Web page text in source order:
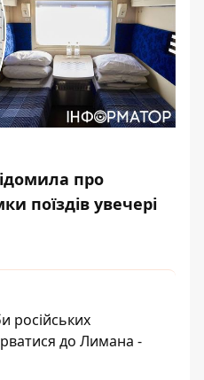
про
поїздів увечері
російських
до Лимана -